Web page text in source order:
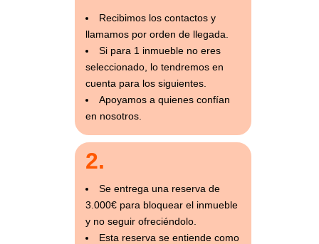
Recibimos los contactos y
llamamos por orden de llegada.
Si para 1 inmueble no eres
seleccionado, lo tendremos en
cuenta para los siguientes.
Apoyamos a quienes confían
en nosotros.
2.
Se entrega una reserva de
3.000€ para bloquear el inmueble
y no seguir ofreciéndolo.
Esta reserva se entiende como